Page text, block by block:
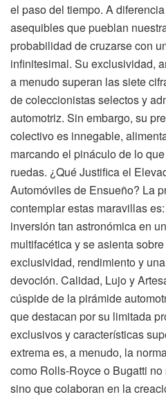
el paso del tiempo. A
asequibles que pueblan
probabilidad de cruzarse con
infinitesimal. Su exclusividad,
a menudo superan las siete
de coleccionistas selectos y
automotriz. Sin embargo, su
colectivo es innegable,
marcando el pináculo de lo
ruedas. ¿Qué Justifica el
Automóviles de Ensueño? La
contemplar estas maravillas
inversión tan astronómica en
multifacética y se asienta
exclusividad, rendimiento y
devoción. Calidad, Lujo y
cúspide de la pirámide
que destacan por su limitada
exclusivos y características
extrema es, a menudo, la
como Rolls-Royce o Bugatti
sino que colaboran en la